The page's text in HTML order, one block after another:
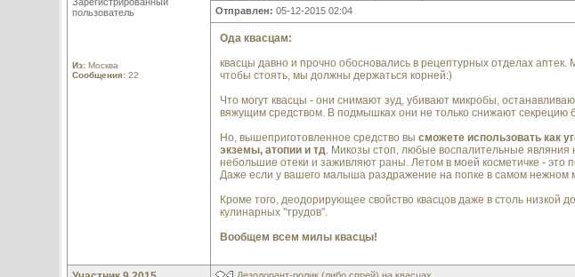
пользователь
Из:Москва
Сообщения:22
Отправлен: 05-12-2015 02:04
Ода квасцам:
квасцы давно и прочно обосновались в рецептурных отделах
чтобы стоять, мы должны держаться корней:)
Что могут квасцы - они снимают зуд, убивают микробы,
вяжущим средством. В подмышках они не только снижают секрецию
Но, вышеприготовленное средство вы сможете использовать как
экземы, атопии и тд. Микозы стоп, любые воспалительные являния
небольшие отеки и заживляют раны. Летом в моей косметичке - это
Даже если у вашего малыша раздражение на попке в самом нежном
Кроме того, деодорирующее свойство квасцов даже в столь низкой
кулинарных "трудов".
Вообщем всем милы квасцы!